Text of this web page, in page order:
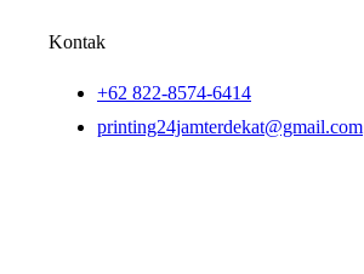
Kontak
+62 822-8574-6414
printing24jamterdekat@gmail.com